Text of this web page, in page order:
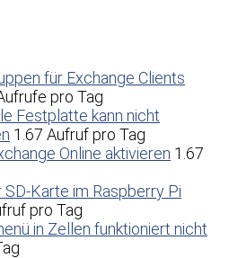
für Exchange Clients
pro Tag
Festplatte kann nicht
1.67 Aufruf pro Tag
Online aktivieren 1.67
Karte im Raspberry Pi
pro Tag
in Zellen funktioniert nicht